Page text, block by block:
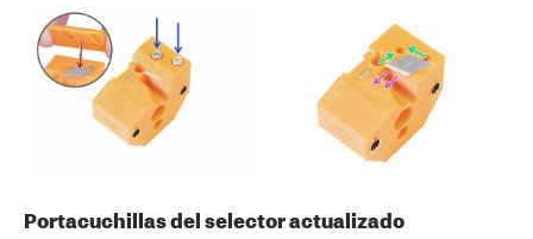
Portacuchillas del selector actualizado